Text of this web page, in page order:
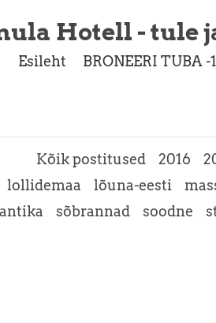
Hotell - tule
Esileht BRONEERI TUBA -
Kõik postitused 2016
lollidemaa
lõuna-eesti
sõbrannad soodne